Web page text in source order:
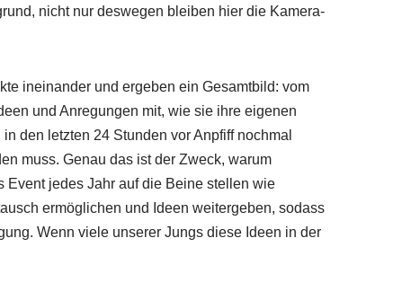
nicht nur deswegen bleiben hier die Kamera-
ineinander und ergeben ein Gesamtbild: vom
und Anregungen mit, wie sie ihre eigenen
den letzten 24 Stunden vor Anpfiff nochmal
muss. Genau das ist der Zweck, warum
Event jedes Jahr auf die Beine stellen wie
ermöglichen und Ideen weitergeben, sodass
Wenn viele unserer Jungs diese Ideen in der